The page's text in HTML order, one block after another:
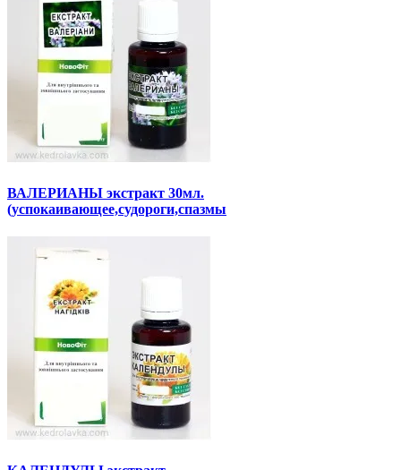
ВАЛЕРИАНЫ экстракт 30мл.
(успокаивающее,судороги,спазмы